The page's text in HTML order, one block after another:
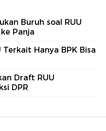
Buruh soal RUU
Panja
Terkait Hanya BPK Bisa
Draft RUU
DPR